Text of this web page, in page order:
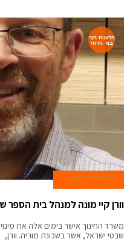
חדשות הצי
בור הדתי
7 באוגוסט 2023
וורן קיי מונה למנהל בית הספר
משרד החינוך אישר בימים אלה את
שבטי ישראל, אשר בשכונת מוריה. וורן,